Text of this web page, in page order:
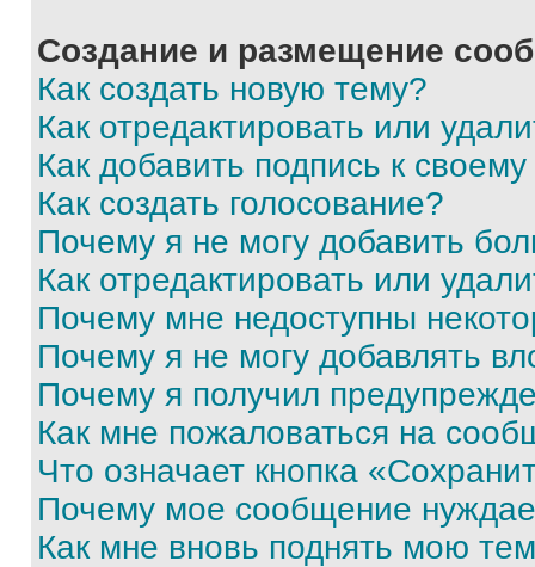
Создание и размещение
Как создать новую тему?
Как отредактировать или
Как добавить подпись к
Как создать голосование?
Почему я не могу добавить
Как отредактировать или
Почему мне недоступны
Почему я не могу добавлять
Почему я получил
Как мне пожаловаться на
Что означает кнопка
Почему мое сообщение
Как мне вновь поднять мою